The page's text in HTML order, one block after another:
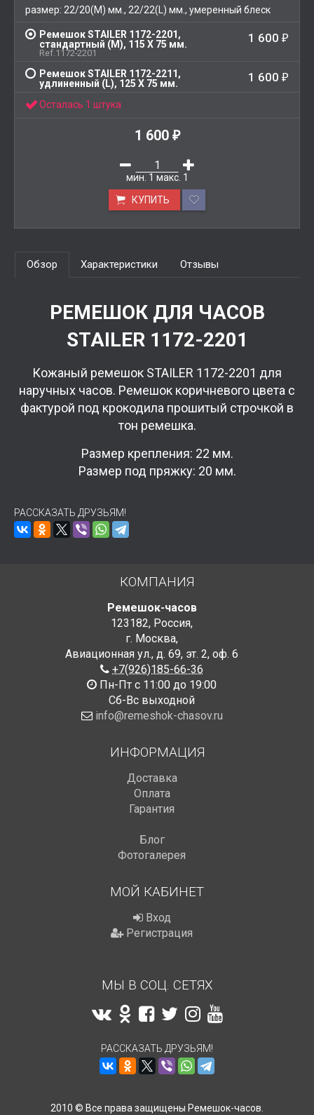
размер: 22/20(M) мм., 22/22(L) мм., умеренный блеск
Ремешок STAILER 1172-2201,
стандартный (M), 115 Х 75 мм.
Ref.1172-2201
1 600 ₽
Ремешок STAILER 1172-2211,
удлиненный (L), 125 Х 75 мм.
1 600 ₽
Осталась 1 штука
1 600 ₽
мин. 1 макс. 1
КУПИТЬ
Обзор Характеристики Отзывы
РЕМЕШОК ДЛЯ ЧАСОВ
STAILER 1172-2201
Кожаный ремешок STAILER 1172-2201 для
наручных часов. Ремешок коричневого цвета с
фактурой под крокодила прошитый строчкой в
тон ремешка.
Размер крепления: 22 мм.
Размер под пряжку: 20 мм.
РАССКАЗАТЬ ДРУЗЬЯМ!
КОМПАНИЯ
Ремешок-часов
123182, Россия,
г. Москва,
Авиационная ул., д. 69, эт. 2, оф. 6
+7(926)185-66-36
Пн-Пт с 11:00 до 19:00
Сб-Вс выходной
info@remeshok-chasov.ru
ИНФОРМАЦИЯ
Доставка
Оплата
Гарантия
Блог
Фотогалерея
МОЙ КАБИНЕТ
Вход
Регистрация
МЫ В СОЦ. СЕТЯХ
РАССКАЗАТЬ ДРУЗЬЯМ!
2010 © Все права защищены Ремешок-часов.